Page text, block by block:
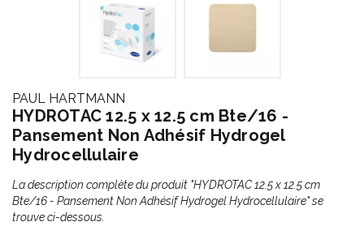
PAUL HARTMANN
HYDROTAC 12.5 x 12.5 cm Bte/16 -
Pansement Non Adhésif Hydrogel
Hydrocellulaire
La description complète du produit "HYDROTAC 12.5 x 12.5 cm
Bte/16 - Pansement Non Adhésif Hydrogel Hydrocellulaire" se
trouve ci-dessous.